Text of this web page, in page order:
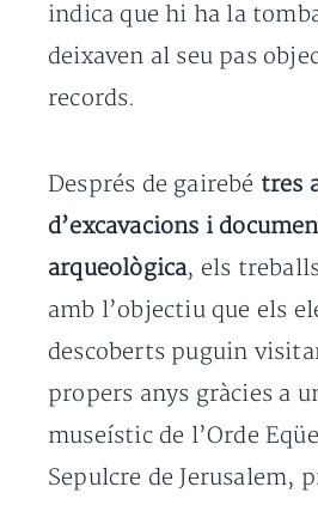
indica que hi ha la
deixaven al seu pas
records.
Després de gairebé tres
d’excavacions i
arqueològica, els
amb l’objectiu que els
descoberts puguin
propers anys gràcies a
museístic de l’Orde
Sepulcre de Jerusalem,